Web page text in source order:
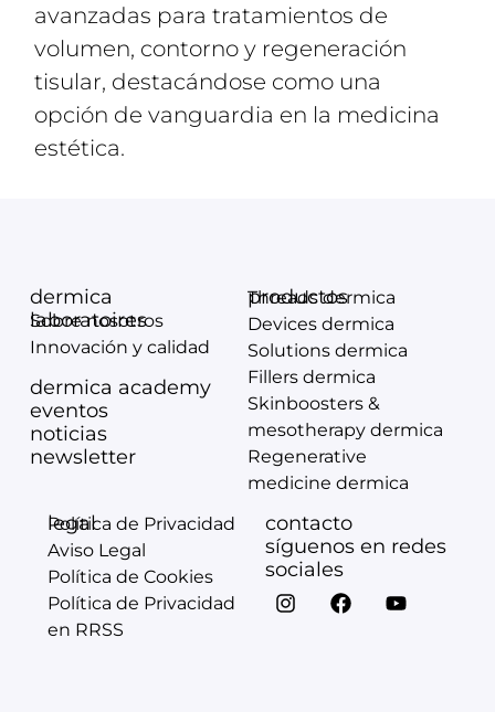
avanzadas para tratamientos de
volumen, contorno y regeneración
tisular, destacándose como una
opción de vanguardia en la medicina
estética.
dermica
laboratoires
Sobre nosotros
Innovación y calidad
dermica academy
eventos
noticias
newsletter
productos
Threads dermica
Devices dermica
Solutions dermica
Fillers dermica
Skinboosters &
mesotherapy dermica
Regenerative
medicine dermica
legal
Política de Privacidad
Aviso Legal
Política de Cookies
Política de Privacidad
en RRSS
contacto
síguenos en redes
sociales